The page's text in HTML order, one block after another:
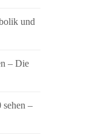
und
– Die
–